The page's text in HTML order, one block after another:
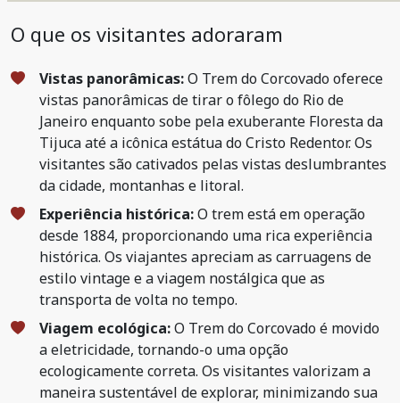
O que os visitantes adoraram
Vistas panorâmicas:O Trem do Corcovado oferece
vistas panorâmicas de tirar o fôlego do Rio de
Janeiro enquanto sobe pela exuberante Floresta da
Tijuca até a icônica estátua do Cristo Redentor. Os
visitantes são cativados pelas vistas deslumbrantes
da cidade, montanhas e litoral.
Experiência histórica:O trem está em operação
desde 1884, proporcionando uma rica experiência
histórica. Os viajantes apreciam as carruagens de
estilo vintage e a viagem nostálgica que as
transporta de volta no tempo.
Viagem ecológica:O Trem do Corcovado é movido
a eletricidade, tornando-o uma opção
ecologicamente correta. Os visitantes valorizam a
maneira sustentável de explorar, minimizando sua